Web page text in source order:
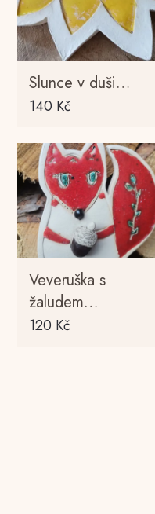
Slunce v duši…
140 Kč
Veveruška s
žaludem…
120 Kč